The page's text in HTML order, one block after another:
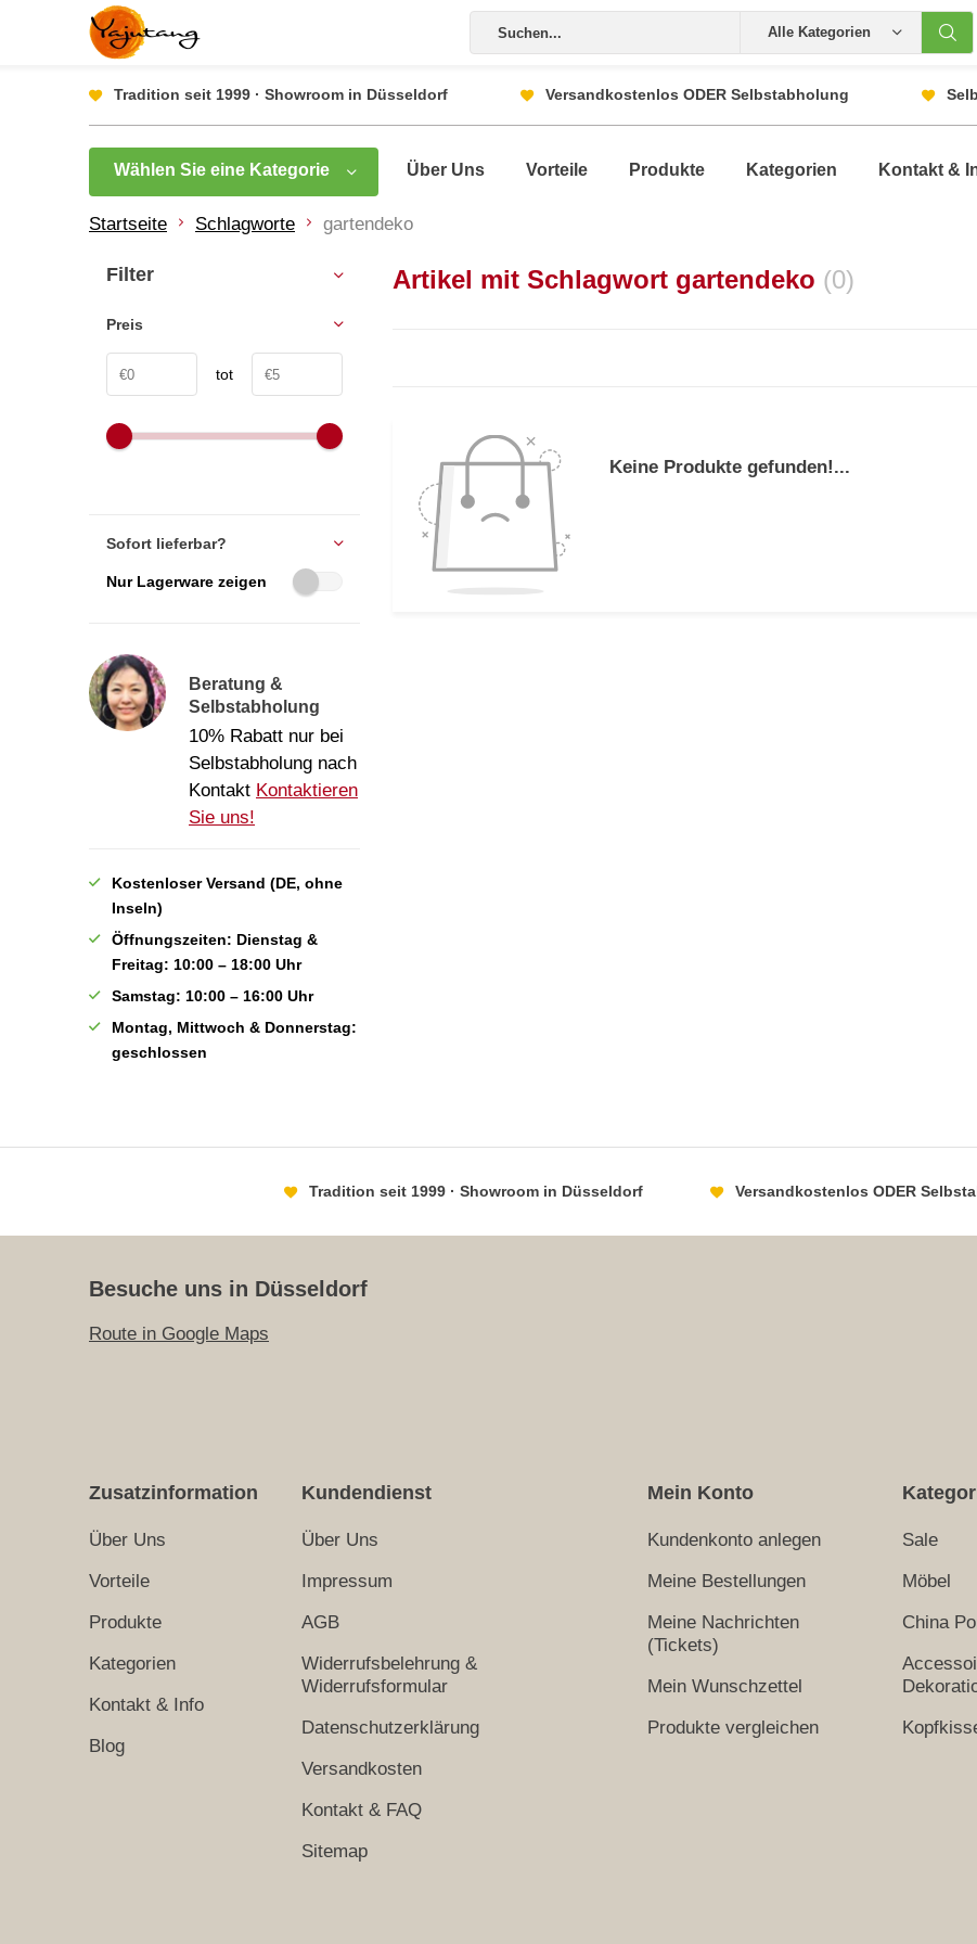
Alle Kategorien
Tradition seit 1999 · Showroom in Düsseldorf Versandkostenlos ODER Selbstabholung
Wählen Sie eine Kategorie Über Uns Vorteile Produkte Kategorien Kontakt &
Startseite Schlagworte gartendeko
Artikel mit Schlagwort gartendeko (0)
Keine Produkte gefunden!...
Filter
Preis
tot
Sofort lieferbar?
Nur Lagerware zeigen
Beratung &
Selbstabholung
10% Rabatt nur bei
Selbstabholung nach
Kontakt Kontaktieren
Sie uns!
Kostenloser Versand (DE, ohne
Inseln)
Öffnungszeiten: Dienstag &
Freitag: 10:00 – 18:00 Uhr
Samstag: 10:00 – 16:00 Uhr
Montag, Mittwoch & Donnerstag:
geschlossen
Tradition seit 1999 · Showroom in Düsseldorf Versandkostenlos ODER
Besuche uns in Düsseldorf
Route in Google Maps
Zusatzinformation
Über Uns
Vorteile
Produkte
Kategorien
Kontakt & Info
Blog
Kundendienst
Über Uns
Impressum
AGB
Widerrufsbelehrung &
Widerrufsformular
Datenschutzerklärung
Versandkosten
Kontakt & FAQ
Sitemap
Mein Konto
Kundenkonto anlegen
Meine Bestellungen
Meine Nachrichten
(Tickets)
Mein Wunschzettel
Produkte vergleichen
Sale
Möbel
China